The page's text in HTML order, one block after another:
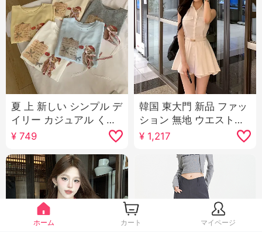
夏 上 新しい シンプル デ
イリー カジュアル くま
パターン リボン ルーズ
フィット マイナー 半袖
Tシャツ 韓国風 ニット
トップス
¥749
韓国 東大門 新品 ファッ
ション 無地 ウエストシ
ェイプ セクシー 表示 ボ
ディピース ミドル丈 シ
ャツ ショートパンツ セ
ットアップ 女性用
¥ 1,217
ホーム カート マイページ